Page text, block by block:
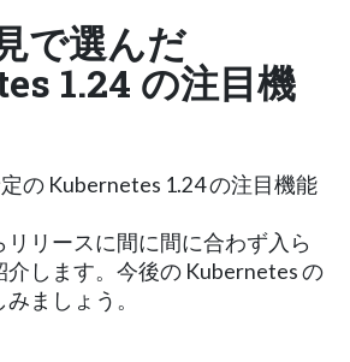
で選んだ
1.24 の注目機
の Kubernetes 1.24 の注目機能
リリースに間に間に合わず入ら
介します。今後の Kubernetes の
ましょう。